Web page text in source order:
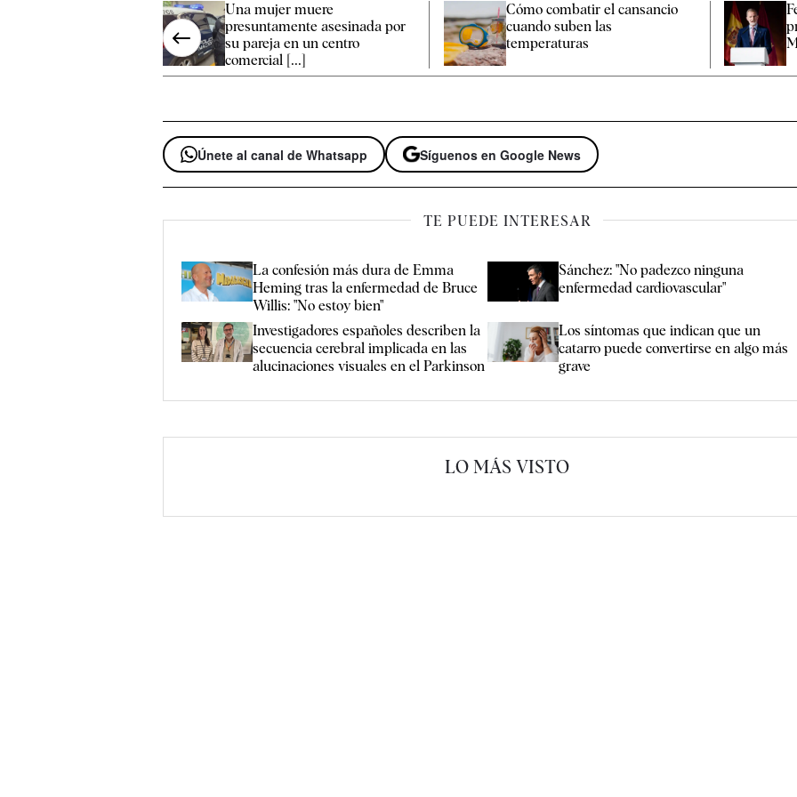
Una mujer muere
presuntamente asesinada por
su pareja en un centro
comercial [...]
Cómo combatir el cansancio​
cuando suben las
temperaturas
Únete al canal de Whatsapp Síguenos en Google News
TE PUEDE INTERESAR
La confesión más dura de Emma
Heming tras la enfermedad de Bruce
Willis: "No estoy bien"
Sánchez: "No padezco ninguna
enfermedad cardiovascular"
Investigadores españoles describen la
secuencia cerebral implicada en las
alucinaciones visuales en el Parkinson
Los síntomas que indican que un
catarro puede convertirse en algo más
grave
LO MÁS VISTO